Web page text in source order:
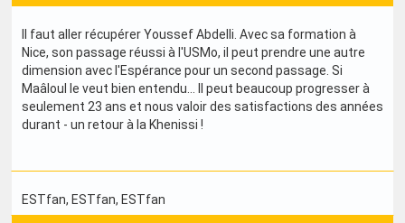
Il faut aller récupérer Youssef Abdelli. Avec sa formation à
Nice, son passage réussi à l'USMo, il peut prendre une autre
dimension avec l'Espérance pour un second passage. Si
Maâloul le veut bien entendu... Il peut beaucoup progresser à
seulement 23 ans et nous valoir des satisfactions des années
durant - un retour à la Khenissi !
ESTfan, ESTfan, ESTfan